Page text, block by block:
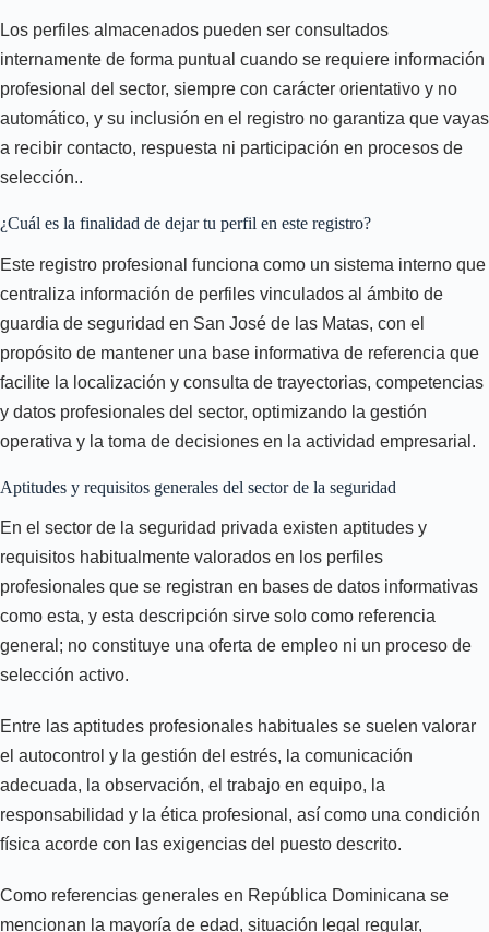
Los perfiles almacenados pueden ser consultados
internamente de forma puntual cuando se requiere información
profesional del sector, siempre con carácter orientativo y no
automático, y su inclusión en el registro no garantiza que vayas
a recibir contacto, respuesta ni participación en procesos de
selección..
¿Cuál es la finalidad de dejar tu perfil en este registro?
Este registro profesional funciona como un sistema interno que
centraliza información de perfiles vinculados al ámbito de
guardia de seguridad en San José de las Matas, con el
propósito de mantener una base informativa de referencia que
facilite la localización y consulta de trayectorias, competencias
y datos profesionales del sector, optimizando la gestión
operativa y la toma de decisiones en la actividad empresarial.
Aptitudes y requisitos generales del sector de la seguridad
En el sector de la seguridad privada existen aptitudes y
requisitos habitualmente valorados en los perfiles
profesionales que se registran en bases de datos informativas
como esta, y esta descripción sirve solo como referencia
general; no constituye una oferta de empleo ni un proceso de
selección activo.
Entre las aptitudes profesionales habituales se suelen valorar
el autocontrol y la gestión del estrés, la comunicación
adecuada, la observación, el trabajo en equipo, la
responsabilidad y la ética profesional, así como una condición
física acorde con las exigencias del puesto descrito.
Como referencias generales en República Dominicana se
mencionan la mayoría de edad, situación legal regular,